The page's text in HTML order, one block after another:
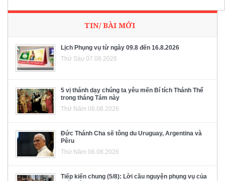
TIN/ BÀI MỚI
Lịch Phụng vụ từ ngày 09.8 đến 16.8.2026
Thứ Sáu 07.08.2026
5 vị thánh dạy chúng ta yêu mến Bí tích Thánh Thể
trong tháng Tám này
Thứ Năm 06.08.2026
Đức Thánh Cha sẽ tông du Uruguay, Argentina và
Pêru
Thứ Năm 06.08.2026
Tiếp kiến chung (5/8): Lời cầu nguyện phụng vụ của